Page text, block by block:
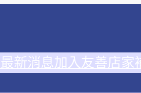
最新消息加入友善店家